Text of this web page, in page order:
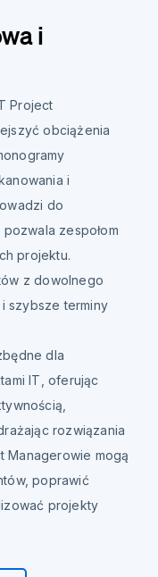
i
Project
obciążenia
i
do
zespołom
projektu.
z dowolnego
szybsze terminy
dla
IT, oferując
rozwiązania
Managerowie mogą
poprawić
projekty